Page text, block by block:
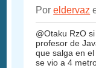
Poreldervaz
@Otaku RzO
profesor de
que salga en
se vio a 4